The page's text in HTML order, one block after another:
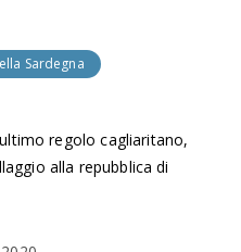
Sardegna
regolo cagliaritano,
alla repubblica di